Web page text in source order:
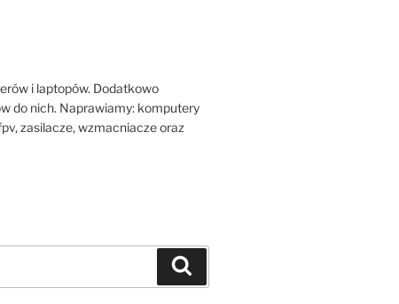
i laptopów. Dodatkowo
do nich. Naprawiamy: komputery
zasilacze, wzmacniacze oraz